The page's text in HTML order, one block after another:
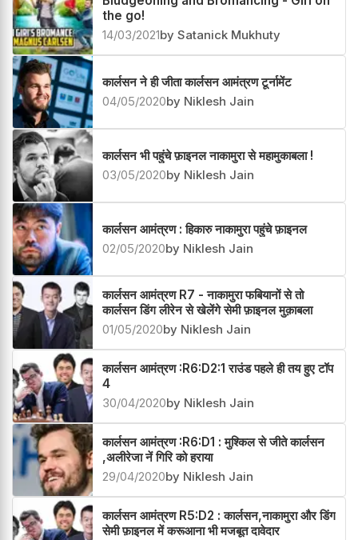
the go!
14/03/2021by Satanick Mukhuty
कार्लसन ने ही जीता कार्लसन आमंत्रण टूर्नामेंट
04/05/2020by Niklesh Jain
कार्लसन भी पहुंचे फ़ाइनल नाकामुरा से महामुकाबला !
03/05/2020by Niklesh Jain
कार्लसन आमंत्रण : हिकारु नाकामुरा पहुंचे फ़ाइनल
02/05/2020by Niklesh Jain
कार्लसन आमंत्रण R7 - नाकामुरा फबियानों से तो
कार्लसन डिंग लीरेन से खेलेंगे सेमी फ़ाइनल मुक़ाबला
01/05/2020by Niklesh Jain
कार्लसन आमंत्रण :R6:D2:1 राउंड पहले ही तय हुए टॉप
4
30/04/2020by Niklesh Jain
कार्लसन आमंत्रण :R6:D1 : मुश्किल से जीते कार्लसन
,अलीरेजा नें गिरि को हराया
29/04/2020by Niklesh Jain
कार्लसन आमंत्रण R5:D2 : कार्लसन,नाकामुरा और डिंग
सेमी फ़ाइनल में करूआना भी मजबूत दावेदार